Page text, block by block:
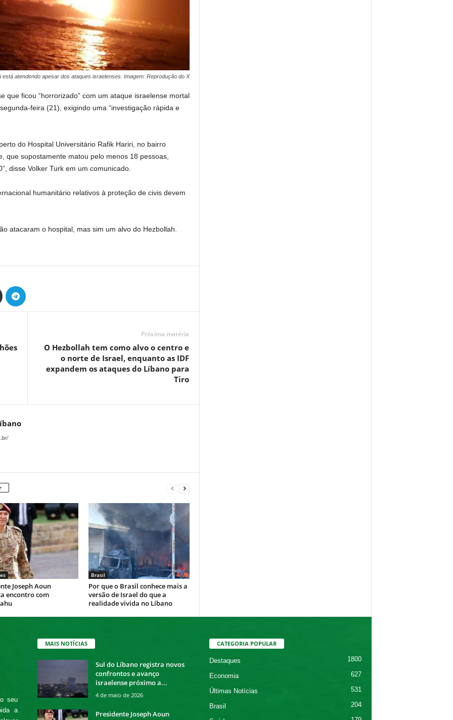
está atendendo apesar dos ataques israelenses. Imagem: Reprodução do X
que ficou “horrorizado” com um ataque israelense mortal
feira (21), exigindo uma “investigação rápida e
do Hospital Universitário Rafik Hariri, no bairro
que supostamente matou pelo menos 18 pessoas,
disse Volker Turk em um comunicado.
humanitário relativos à proteção de civis devem
atacaram o hospital, mas sim um alvo do Hezbollah.
Próxima matéria
O Hezbollah tem como alvo o centro e
o norte de Israel, enquanto as IDF
expandem os ataques do Líbano para
Tiro
Joseph Aoun
encontro com
Brasil
Por que o Brasil conhece mais a
versão de Israel do que a
realidade vivida no Líbano
seu
a
MAIS NOTÍCIAS
Sul do Líbano registra novos
confrontos e avanço
israelense próximo a...
4 de maio de 2026
Presidente Joseph Aoun
CATEGORIA POPULAR
Destaques 1800
Economia 627
Últimas Notícias 531
Brasil 204